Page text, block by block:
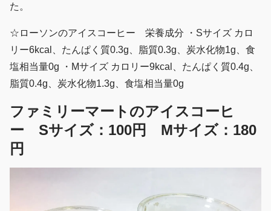
た。
☆ローソンのアイスコーヒー 栄養成分 ・Sサイズ カロ
リー6kcal、たんぱく質0.3g、脂質0.3g、炭水化物1g、食
塩相当量0g ・Mサイズ カロリー9kcal、たんぱく質0.4g、
脂質0.4g、炭水化物1.3g、食塩相当量0g
ファミリーマートのアイスコーヒ
ー Sサイズ：100円 Mサイズ：180
円